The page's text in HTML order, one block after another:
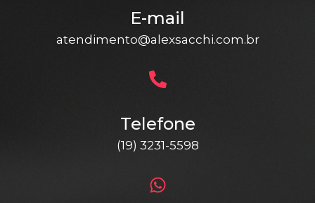
E-mail
atendimento@alexsacchi.com.br
Telefone
(19) 3231-5598